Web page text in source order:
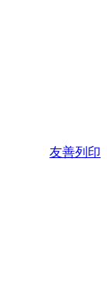
友善列印